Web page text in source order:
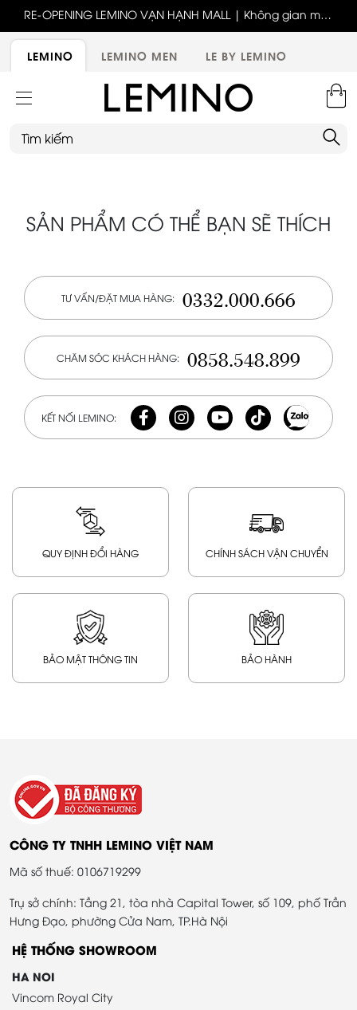
RE-OPENING LEMINO VẠN HẠNH MALL | Không gian mới,
trải nghiệm mới, ưu đãi tri ân đặc biệt
LEMINO
LEMINO MEN LE BY LEMINO
SẢN PHẨM CÓ THỂ BẠN SẼ THÍCH
TƯ VẤN/ĐẶT MUA HÀNG: 0332.000.666
CHĂM SÓC KHÁCH HÀNG: 0858.548.899
KẾT NỐI LEMINO:
QUY ĐỊNH ĐỔI HÀNG CHÍNH SÁCH VẬN CHUYỂN
BẢO MẬT THÔNG TIN BẢO HÀNH
CÔNG TY TNHH LEMINO VIỆT NAM
Mã số thuế: 0106719299
Trụ sở chính: Tầng 21, tòa nhà Capital Tower, số 109, phố Trần
Hưng Đạo, phường Cửa Nam, TP.Hà Nội
HỆ THỐNG SHOWROOM
HA NOI
Vincom Royal City